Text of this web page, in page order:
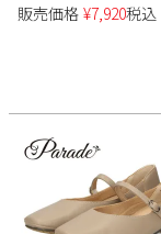
販売価格 ¥7,920税込